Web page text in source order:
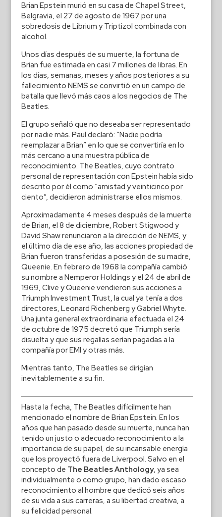
Brian Epstein murió en su casa de Chapel Street,
Belgravia, el 27 de agosto de 1967 por una
sobredosis de Librium y Triptizol combinada con
alcohol.
Unos días después de su muerte, la fortuna de
Brian fue estimada en casi 7 millones de libras. En
los días, semanas, meses y años posteriores a su
fallecimiento NEMS se convirtió en un campo de
batalla que llevó más caos a los negocios de The
Beatles.
El grupo señaló que no deseaba ser representado
por nadie más. Paul declaró: “Nadie podría
reemplazar a Brian” en lo que se convertiría en lo
más cercano a una muestra pública de
reconocimiento. The Beatles, cuyo contrato
personal de representación con Epstein había sido
descrito por él como “amistad y veinticinco por
ciento”, decidieron administrarse ellos mismos.
Aproximadamente 4 meses después de la muerte
de Brian, el 8 de diciembre, Robert Stigwood y
David Shaw renunciaron a la dirección de NEMS, y
el último día de ese año, las acciones propiedad de
Brian fueron transferidas a posesión de su madre,
Queenie. En febrero de 1968 la compañía cambió
su nombre a Nemperor Holdings y el 24 de abril de
1969, Clive y Queenie vendieron sus acciones a
Triumph Investment Trust, la cual ya tenía a dos
directores, Leonard Richenberg y Gabriel Whyte.
Una junta general extraordinaria efectuada el 24
de octubre de 1975 decretó que Triumph sería
disuelta y que sus regalías serían pagadas a la
compañía por EMI y otras más.
Mientras tanto, The Beatles se dirigían
inevitablemente a su fin.
Hasta la fecha, The Beatles difícilmente han
mencionado el nombre de Brian Epstein. En los
años que han pasado desde su muerte, nunca han
tenido un justo o adecuado reconocimiento a la
importancia de su papel, de su incansable energía
que los proyectó fuera de Liverpool. Salvo en el
concepto de The Beatles Anthology, ya sea
individualmente o como grupo, han dado escaso
reconocimiento al hombre que dedicó seis años
de su vida a sus carreras, a su libertad creativa, a
su felicidad personal.